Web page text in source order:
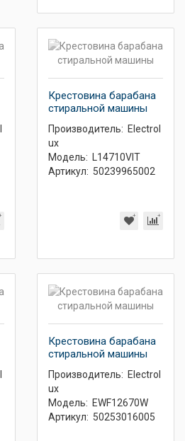
Крестовина барабана
стиральной машины
Производитель: Electrol
ux
Модель:
L14710VIT
Артикул: 50239965002
Крестовина барабана
стиральной машины
Производитель: Electrol
ux
Модель: EWF12670W
Артикул: 50253016005